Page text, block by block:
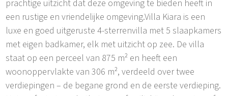
prachtige uitzicht dat deze omgeving te bieden heeft in
een rustige en vriendelijke omgeving.Villa Kiara is een
luxe en goed uitgeruste 4-sterrenvilla met 5 slaapkamers
met eigen badkamer, elk met uitzicht op zee. De villa
staat op een perceel van 875 m² en heeft een
woonoppervlakte van 306 m², verdeeld over twee
verdiepingen – de begane grond en de eerste verdieping.